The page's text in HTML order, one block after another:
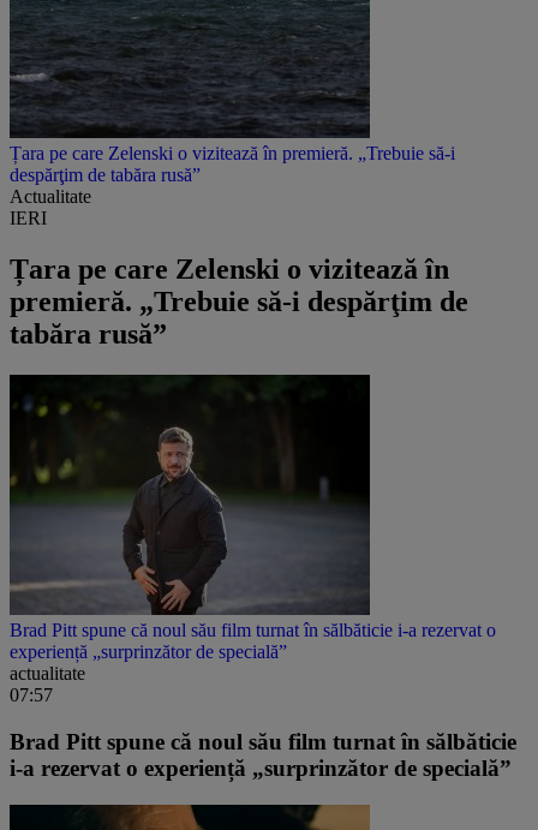
Țara pe care Zelenski o vizitează în premieră. „Trebuie să-i
despărţim de tabăra rusă”
Actualitate
IERI
Țara pe care Zelenski o vizitează în
premieră. „Trebuie să-i despărţim de
tabăra rusă”
Brad Pitt spune că noul său film turnat în sălbăticie i-a rezervat o
experiență „surprinzător de specială”
actualitate
07:57
Brad Pitt spune că noul său film turnat în sălbăticie
i-a rezervat o experiență „surprinzător de specială”